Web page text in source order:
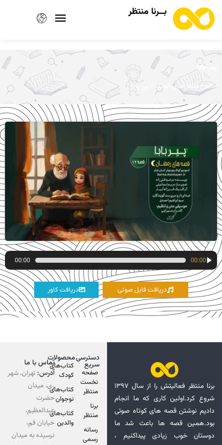
بــرنا منتظر
پیر بابا
خانه/قصه های کودک / پیر بابا
پخش‌کننده
صوت
00:00
00:00
دریافت فایل صوتی دریافت کاور
برنا منتظر فعالیتش را از سال ۱۳۹۷
شروع کرد.اولین کاری که ما انجام
دادیم نوشتن قصه های کوتاه صوتی
بود.همین قصه ها باعث شد ما
دوستان خوب زیادی پیداکنیم ،
دسترسی
سریع
صفحه
نخست
منتظر
برنا
منتظر
رسانه
رسمی
محصولات
کتاب‌های
کودک
کتاب‌های
نوجوان
کتاب‌های
والدین
تماس با ما
آدرس: تهران، شهر
ری، میدان
حضرت
عبدالعظیم،
خیابان قم،
نرسیده به میدان